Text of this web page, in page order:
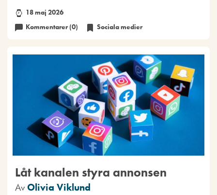
18 maj 2026
Kommentarer (0)
Sociala medier
Låt kanalen styra annonsen
AvOlivia Viklund